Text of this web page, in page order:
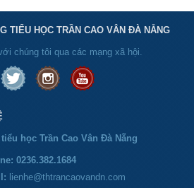
TIỂU HỌC TRẦN CAO VÂN ĐÀ NẴNG
chúng tôi qua các mạng xã hội.
học Trần Cao Vân Đà Nẵng
0236.382.1684
lienhe@thtrancaovandn.com